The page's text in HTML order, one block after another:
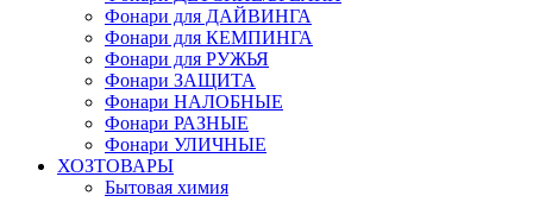
Фонари для ДАЙВИНГА
Фонари для КЕМПИНГА
Фонари для РУЖЬЯ
Фонари ЗАЩИТА
Фонари НАЛОБНЫЕ
Фонари РАЗНЫЕ
Фонари УЛИЧНЫЕ
ХОЗТОВАРЫ
Бытовая химия